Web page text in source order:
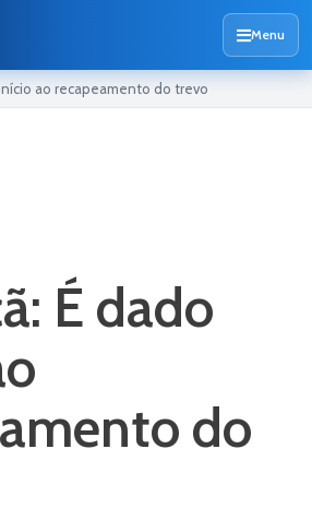
Menu
ao recapeamento do trevo
É dado
do